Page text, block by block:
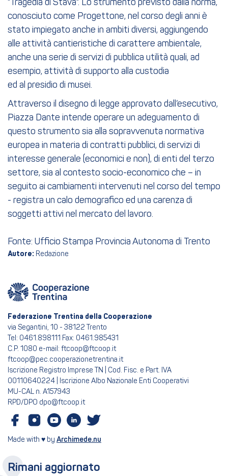
"Tragedia di Stava". Lo strumento previsto dalla norma,
conosciuto come Progettone, nel corso degli anni è
stato impiegato anche in ambiti diversi, aggiungendo
alle attività cantieristiche di carattere ambientale,
anche una serie di servizi di pubblica utilità quali, ad
esempio, attività di supporto alla custodia
ed al presidio di musei.
Attraverso il disegno di legge approvato dall’esecutivo,
Piazza Dante intende operare un adeguamento di
questo strumento sia alla sopravvenuta normativa
europea in materia di contratti pubblici, di servizi di
interesse generale (economici e non), di enti del terzo
settore, sia al contesto socio-economico che – in
seguito ai cambiamenti intervenuti nel corso del tempo
- registra un calo demografico ed una carenza di
soggetti attivi nel mercato del lavoro.
Fonte: Ufficio Stampa Provincia Autonoma di Trento
Autore: Redazione
Federazione Trentina della Cooperazione
via Segantini, 10 - 38122 Trento
Tel: 0461.898111 Fax: 0461.985431
C.P. 1080 e-mail: ftcoop@ftcoop.it
ftcoop@pec.cooperazionetrentina.it
Iscrizione Registro Imprese TN | Cod. Fisc. e Part. IVA
00110640224 | Iscrizione Albo Nazionale Enti Cooperativi
MU-CAL n. A157943
RPD/DPO dpo@ftcoop.it
Made with ♥ by Archimede.nu
Rimani aggiornato